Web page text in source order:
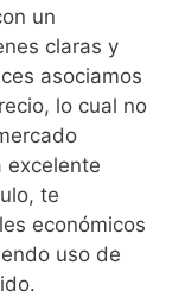
un
claras y⁤
asociamos
lo cual ⁣no
excelente
te
económicos
uso ​de